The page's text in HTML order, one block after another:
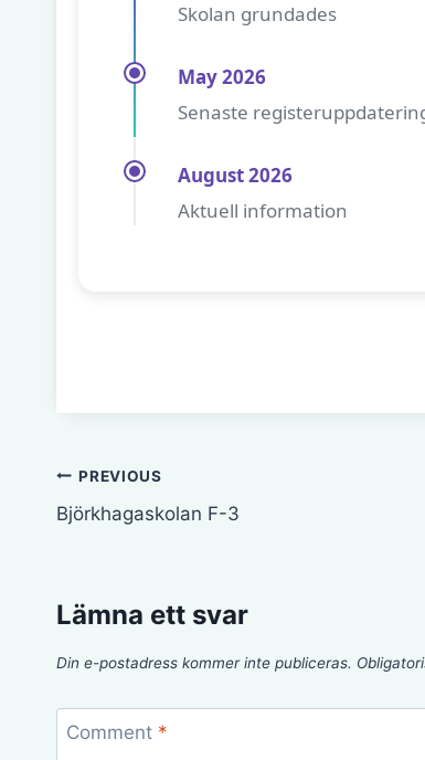
Skolan grundades
May 2026
Senaste
August 2026
Aktuell information
Inläggsnavigering
PREVIOUS
Björkhagaskolan F-3
Lämna ett svar
Din e-postadress kommer inte publiceras.
Comment *